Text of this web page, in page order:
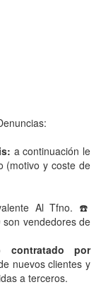
a continuación le
(motivo y coste de
Al Tfno. ☎️
vendedores de
contratado por
nuevos clientes y
a terceros.